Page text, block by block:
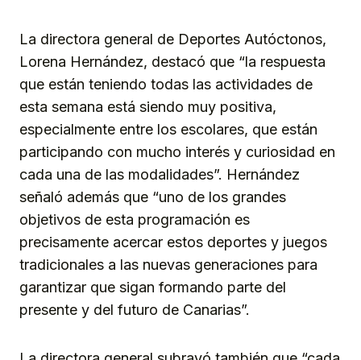
La directora general de Deportes Autóctonos,
Lorena Hernández, destacó que “la respuesta
que están teniendo todas las actividades de
esta semana está siendo muy positiva,
especialmente entre los escolares, que están
participando con mucho interés y curiosidad en
cada una de las modalidades”. Hernández
señaló además que “uno de los grandes
objetivos de esta programación es
precisamente acercar estos deportes y juegos
tradicionales a las nuevas generaciones para
garantizar que sigan formando parte del
presente y del futuro de Canarias”.